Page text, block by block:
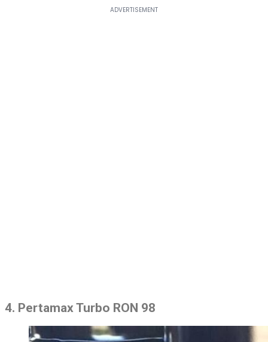
4. Pertamax Turbo RON 98